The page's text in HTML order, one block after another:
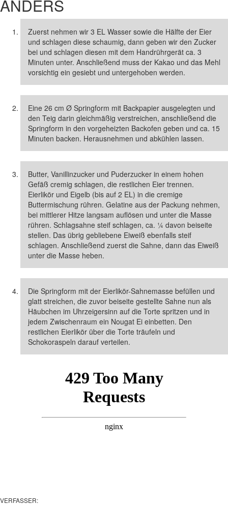
ANDERS
Zuerst nehmen wir 3 EL Wasser sowie die Hälfte der Eier
und schlagen diese schaumig, dann geben wir den Zucker
bei und schlagen diesen mit dem Handrührgerät ca. 3
Minuten unter. Anschließend muss der Kakao und das Mehl
vorsichtig ein gesiebt und untergehoben werden.
Eine 26 cm Ø Springform mit Backpapier ausgelegten und
den Teig darin gleichmäßig verstreichen, anschließend die
Springform in den vorgeheizten Backofen geben und ca. 15
Minuten backen. Herausnehmen und abkühlen lassen.
Butter, Vanillinzucker und Puderzucker in einem hohen
Gefäß cremig schlagen, die restlichen Eier trennen.
Eierlikör und Eigelb (bis auf 2 EL) in die cremige
Buttermischung rühren. Gelatine aus der Packung nehmen,
bei mittlerer Hitze langsam auflösen und unter die Masse
rühren. Schlagsahne steif schlagen, ca. ¼ davon beiseite
stellen. Das übrig gebliebene Eiweiß ebenfalls steif
schlagen. Anschließend zuerst die Sahne, dann das Eiweiß
unter die Masse heben.
Die Springform mit der Eierlikör-Sahnemasse befüllen und
glatt streichen, die zuvor beiseite gestellte Sahne nun als
Häubchen im Uhrzeigersinn auf die Torte spritzen und in
jedem Zwischenraum ein Nougat Ei einbetten. Den
restlichen Eierlikör über die Torte träufeln und
Schokoraspeln darauf verteilen.
VERFASSER: